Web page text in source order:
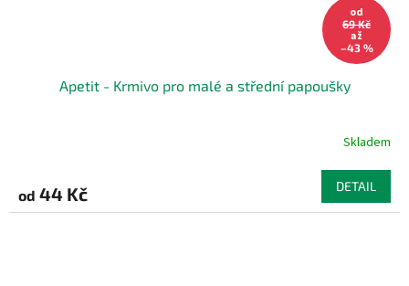
od
69 Kč
až
–43 %
Apetit - Krmivo pro malé a střední papoušky
Skladem
od 44 Kč DETAIL